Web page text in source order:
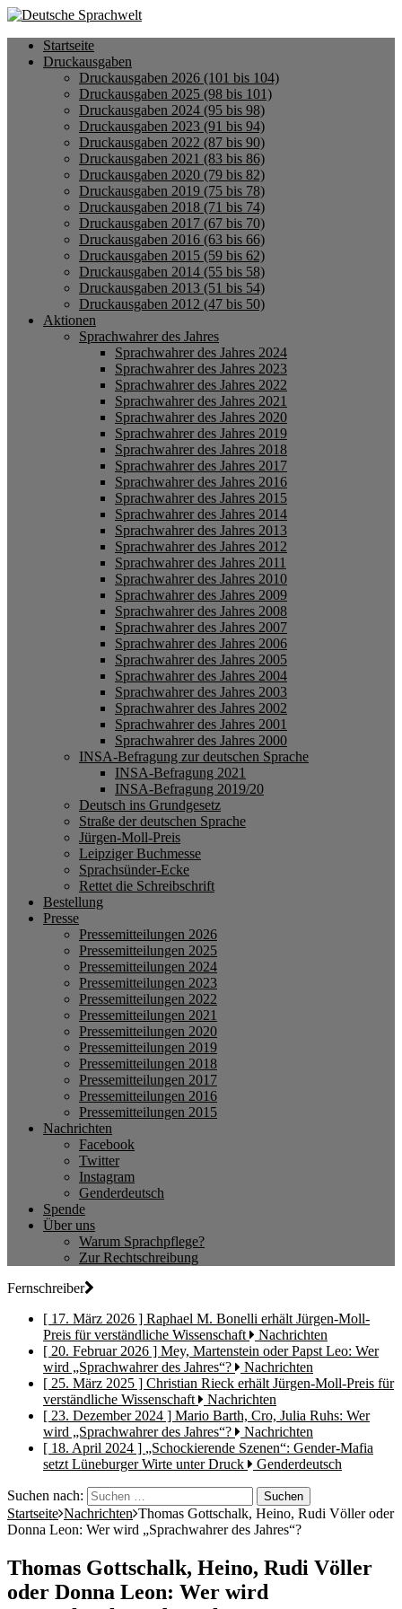
Startseite
Druckausgaben
Druckausgaben 2026 (101 bis 104)
Druckausgaben 2025 (98 bis 101)
Druckausgaben 2024 (95 bis 98)
Druckausgaben 2023 (91 bis 94)
Druckausgaben 2022 (87 bis 90)
Druckausgaben 2021 (83 bis 86)
Druckausgaben 2020 (79 bis 82)
Druckausgaben 2019 (75 bis 78)
Druckausgaben 2018 (71 bis 74)
Druckausgaben 2017 (67 bis 70)
Druckausgaben 2016 (63 bis 66)
Druckausgaben 2015 (59 bis 62)
Druckausgaben 2014 (55 bis 58)
Druckausgaben 2013 (51 bis 54)
Druckausgaben 2012 (47 bis 50)
Aktionen
Sprachwahrer des Jahres
Sprachwahrer des Jahres 2024
Sprachwahrer des Jahres 2023
Sprachwahrer des Jahres 2022
Sprachwahrer des Jahres 2021
Sprachwahrer des Jahres 2020
Sprachwahrer des Jahres 2019
Sprachwahrer des Jahres 2018
Sprachwahrer des Jahres 2017
Sprachwahrer des Jahres 2016
Sprachwahrer des Jahres 2015
Sprachwahrer des Jahres 2014
Sprachwahrer des Jahres 2013
Sprachwahrer des Jahres 2012
Sprachwahrer des Jahres 2011
Sprachwahrer des Jahres 2010
Sprachwahrer des Jahres 2009
Sprachwahrer des Jahres 2008
Sprachwahrer des Jahres 2007
Sprachwahrer des Jahres 2006
Sprachwahrer des Jahres 2005
Sprachwahrer des Jahres 2004
Sprachwahrer des Jahres 2003
Sprachwahrer des Jahres 2002
Sprachwahrer des Jahres 2001
Sprachwahrer des Jahres 2000
INSA-Befragung zur deutschen Sprache
INSA-Befragung 2021
INSA-Befragung 2019/20
Deutsch ins Grundgesetz
Straße der deutschen Sprache
Jürgen-Moll-Preis
Leipziger Buchmesse
Sprachsünder-Ecke
Rettet die Schreibschrift
Bestellung
Presse
Pressemitteilungen 2026
Pressemitteilungen 2025
Pressemitteilungen 2024
Pressemitteilungen 2023
Pressemitteilungen 2022
Pressemitteilungen 2021
Pressemitteilungen 2020
Pressemitteilungen 2019
Pressemitteilungen 2018
Pressemitteilungen 2017
Pressemitteilungen 2016
Pressemitteilungen 2015
Nachrichten
Facebook
Twitter
Instagram
Genderdeutsch
Spende
Über uns
Warum Sprachpflege?
Zur Rechtschreibung
Fernschreiber
[ 17. März 2026 ] Raphael M. Bonelli erhält Jürgen-Moll-
Preis für verständliche Wissenschaft
Nachrichten
[ 20. Februar 2026 ] Mey, Martenstein oder Papst Leo: Wer
wird „Sprachwahrer des Jahres“?
Nachrichten
[ 25. März 2025 ] Christian Rieck erhält Jürgen-Moll-Preis für
verständliche Wissenschaft
Nachrichten
[ 23. Dezember 2024 ] Mario Barth, Cro, Julia Ruhs: Wer
wird „Sprachwahrer des Jahres“?
Nachrichten
[ 18. April 2024 ] „Schockierende Szenen“: Gender-Mafia
setzt Lüneburger Wirte unter Druck
Genderdeutsch
Suchen nach:
Startseite Nachrichten Thomas Gottschalk, Heino, Rudi Völler oder
Donna Leon: Wer wird „Sprachwahrer des Jahres“?
Thomas Gottschalk, Heino, Rudi Völler
oder Donna Leon: Wer wird